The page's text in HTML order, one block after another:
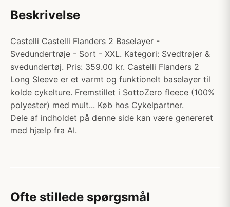
Beskrivelse
Castelli Castelli Flanders 2 Baselayer -
Svedundertrøje - Sort - XXL. Kategori: Svedtrøjer &
svedundertøj. Pris: 359.00 kr. Castelli Flanders 2
Long Sleeve er et varmt og funktionelt baselayer til
kolde cykelture. Fremstillet i SottoZero fleece (100%
polyester) med mult... Køb hos Cykelpartner.
Dele af indholdet på denne side kan være genereret
med hjælp fra AI.
Ofte stillede spørgsmål